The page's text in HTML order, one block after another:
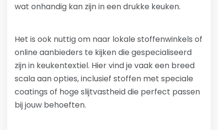
wat onhandig kan zijn in een drukke keuken.
Het is ook nuttig om naar lokale stoffenwinkels of
online aanbieders te kijken die gespecialiseerd
zijn in keukentextiel. Hier vind je vaak een breed
scala aan opties, inclusief stoffen met speciale
coatings of hoge slijtvastheid die perfect passen
bij jouw behoeften.